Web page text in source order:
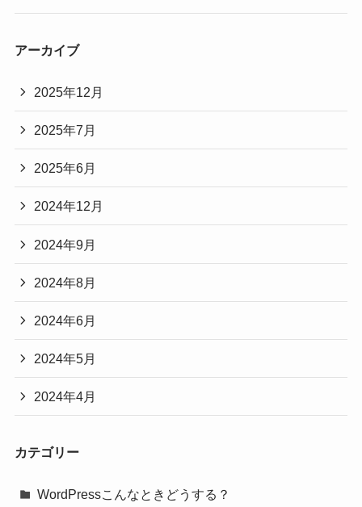
アーカイブ
2025年12月
2025年7月
2025年6月
2024年12月
2024年9月
2024年8月
2024年6月
2024年5月
2024年4月
カテゴリー
WordPressこんなときどうする？